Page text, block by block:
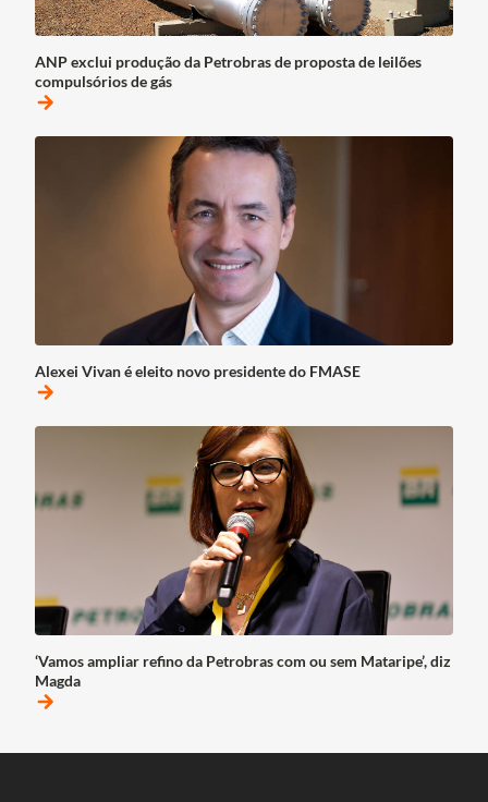
ANP exclui produção da Petrobras de proposta de leilões
compulsórios de gás
arrow_forward
Alexei Vivan é eleito novo presidente do FMASE
arrow_forward
‘Vamos ampliar refino da Petrobras com ou sem Mataripe’, diz
Magda
arrow_forward